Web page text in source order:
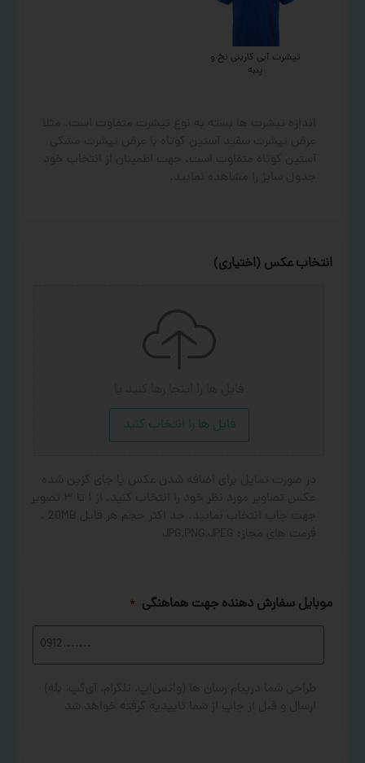
تیشرت آبی کاربنی نخ و
پنبه
انتخاب عکس (اختیاری)
فایل ها را انتخاب کنید
موبایل سفارش دهنده جهت هماهنگی *